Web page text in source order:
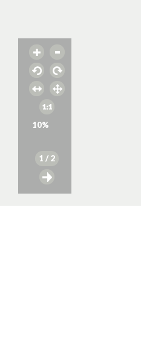
10%
1 / 2